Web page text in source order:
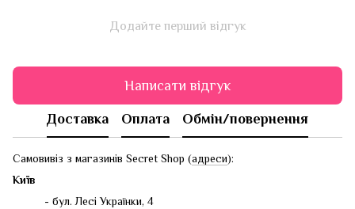
Додайте перший відгук
Написати відгук
Доставка Оплата Обмін/повернення
Самовивіз з магазинів Secret Shop (адреси):
Київ
- бул. Лесі Українки, 4